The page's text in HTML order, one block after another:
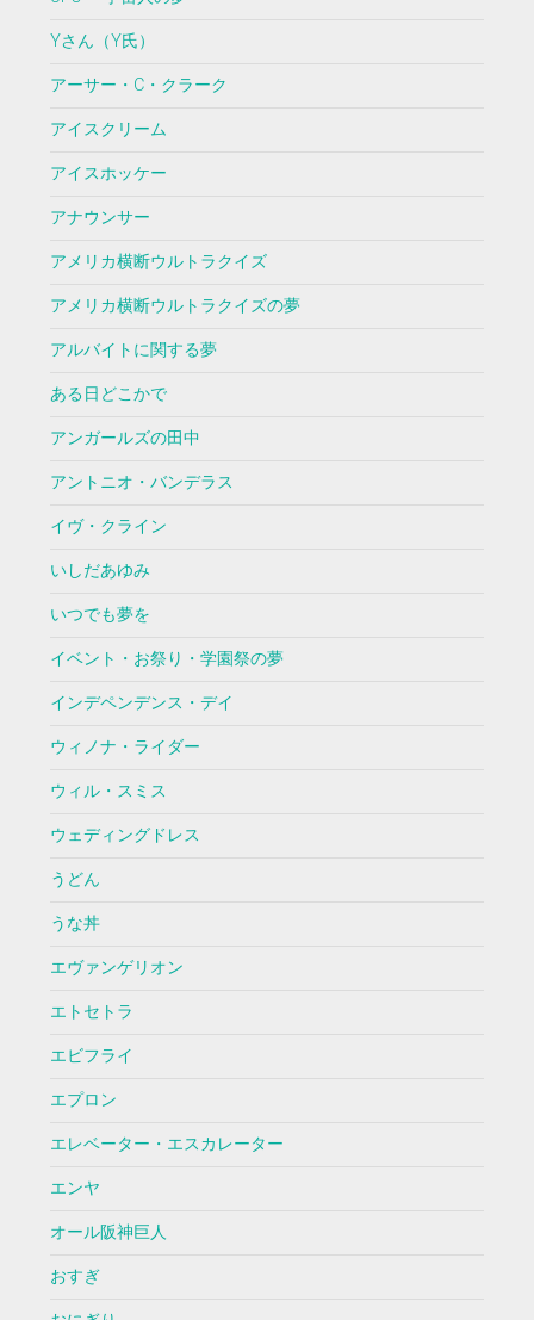
Yさん（Y氏）
アーサー・C・クラーク
アイスクリーム
アイスホッケー
アナウンサー
アメリカ横断ウルトラクイズ
アメリカ横断ウルトラクイズの夢
アルバイトに関する夢
ある日どこかで
アンガールズの田中
アントニオ・バンデラス
イヴ・クライン
いしだあゆみ
いつでも夢を
イベント・お祭り・学園祭の夢
インデペンデンス・デイ
ウィノナ・ライダー
ウィル・スミス
ウェディングドレス
うどん
うな丼
エヴァンゲリオン
エトセトラ
エビフライ
エプロン
エレベーター・エスカレーター
エンヤ
オール阪神巨人
おすぎ